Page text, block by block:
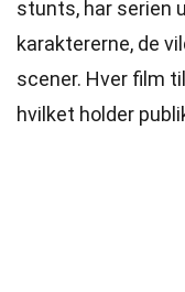
stunts, har serien
karaktererne, de
scener. Hver film
hvilket holder